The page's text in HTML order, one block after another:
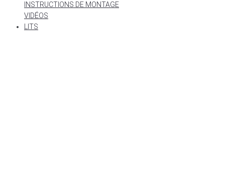
INSTRUCTIONS DE MONTAGE
VIDÉOS
LITS